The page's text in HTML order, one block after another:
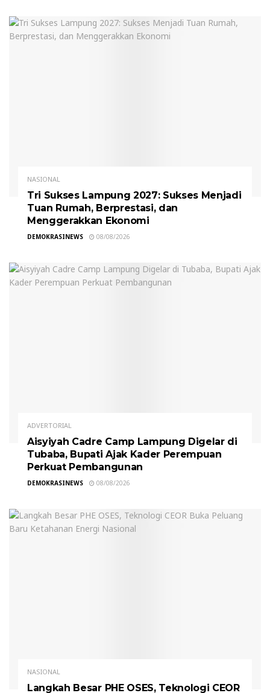
NASIONAL
Tri Sukses Lampung 2027: Sukses Menjadi
Tuan Rumah, Berprestasi, dan
Menggerakkan Ekonomi
DEMOKRASINEWS 08/08/2026
ADVERTORIAL
Aisyiyah Cadre Camp Lampung Digelar di
Tubaba, Bupati Ajak Kader Perempuan
Perkuat Pembangunan
DEMOKRASINEWS 08/08/2026
NASIONAL
Langkah Besar PHE OSES, Teknologi CEOR